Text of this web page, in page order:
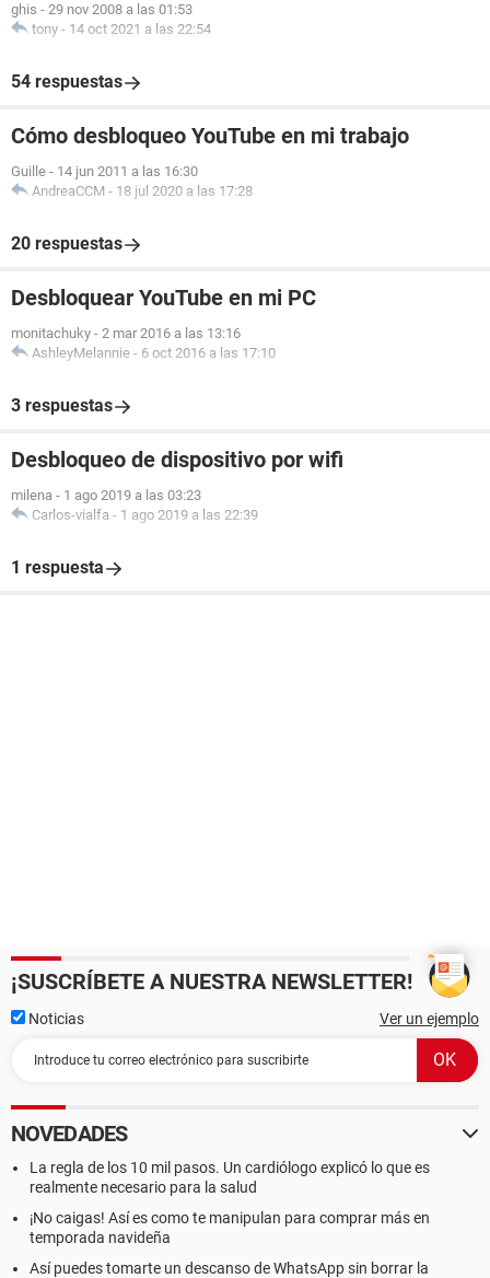
ghis - 29 nov 2008 a las 01:53
tony - 14 oct 2021 a las 22:54
54 respuestas
Cómo desbloqueo YouTube en mi trabajo
Guille - 14 jun 2011 a las 16:30
AndreaCCM - 18 jul 2020 a las 17:28
20 respuestas
Desbloquear YouTube en mi PC
monitachuky - 2 mar 2016 a las 13:16
AshleyMelannie - 6 oct 2016 a las 17:10
3 respuestas
Desbloqueo de dispositivo por wifi
milena - 1 ago 2019 a las 03:23
Carlos-vialfa - 1 ago 2019 a las 22:39
1 respuesta
¡SUSCRÍBETE A NUESTRA NEWSLETTER!
Noticias Ver un ejemplo
NOVEDADES
La regla de los 10 mil pasos. Un cardiólogo explicó lo que es
realmente necesario para la salud
¡No caigas! Así es como te manipulan para comprar más en
temporada navideña
Así puedes tomarte un descanso de WhatsApp sin borrar la